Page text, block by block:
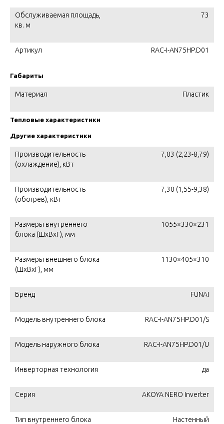
Обслуживаемая площадь,
кв. м
73
Артикул RAC-I-AN75HP.D01
Габариты
Материал Пластик
Тепловые характеристики
Другие характеристики
Производительность
(охлаждение), кВт
7,03 (2,23-8,79)
Производительность
(обогрев), кВт
7,30 (1,55-9,38)
Размеры внутреннего
блока (ШхВхГ), мм
1055×330×231
Размеры внешнего блока
(ШхВхГ), мм
1130×405×310
Бренд FUNAI
Модель внутреннего блока RAC-I-AN75HP.D01/S
Модель наружного блока RAC-I-AN75HP.D01/U
Инверторная технология да
Серия AKOYA NERO Inverter
Тип внутреннего блока Настенный